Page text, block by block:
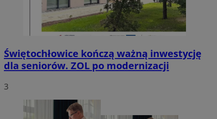
Świętochłowice kończą ważną inwestycję
dla seniorów. ZOL po modernizacji
3